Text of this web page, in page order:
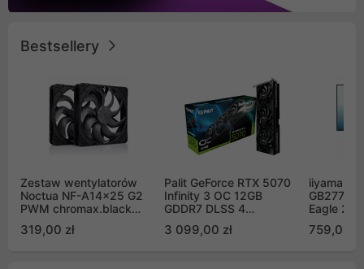
Bestsellery
Zestaw wentylatorów
Noctua NF-A14x25 G2
PWM chromax.black
Push Pull (2szt)
319,00 zł
Palit GeForce RTX 5070
Infinity 3 OC 12GB
GDDR7 DLSS 4
GB2050S)
3 099,00 zł
iiyama G-
Eagle 27"
759,00 zł